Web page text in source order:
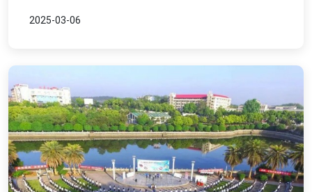
2025-03-06